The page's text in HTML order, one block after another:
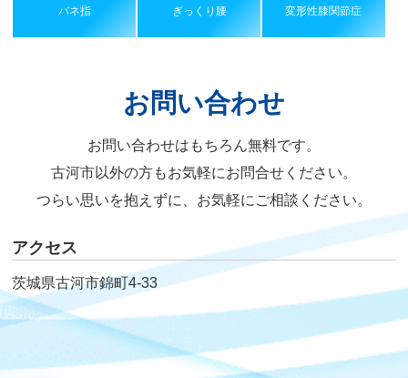
バネ指 ぎっくり腰 変形性膝関節症
お問い合わせ
お問い合わせはもちろん無料です。
古河市以外の方もお気軽にお問合せください。
つらい思いを抱えずに、お気軽にご相談ください。
アクセス
茨城県古河市錦町4-33